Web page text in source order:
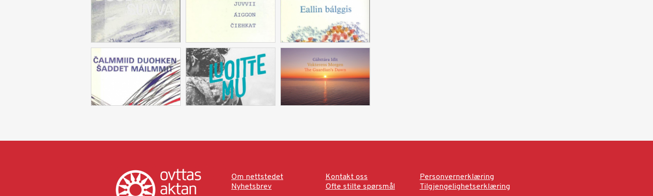
Om nettstedet Kontakt oss
Personvernerklæring
Nyhetsbrev
Ofte stilte spørsmål Tilgjengelighetserklæring